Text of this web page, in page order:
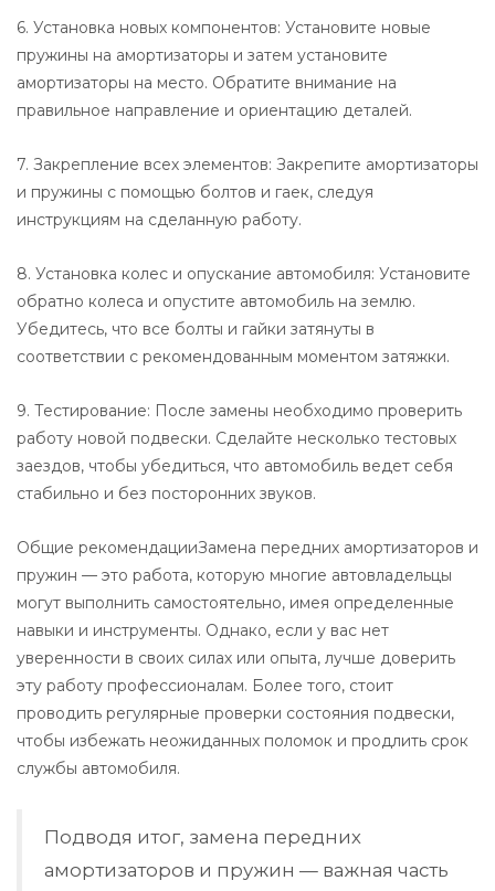
6. Установка новых компонентов: Установите новые
пружины на амортизаторы и затем установите
амортизаторы на место. Обратите внимание на
правильное направление и ориентацию деталей.
7. Закрепление всех элементов: Закрепите амортизаторы
и пружины с помощью болтов и гаек, следуя
инструкциям на сделанную работу.
8. Установка колес и опускание автомобиля: Установите
обратно колеса и опустите автомобиль на землю.
Убедитесь, что все болты и гайки затянуты в
соответствии с рекомендованным моментом затяжки.
9. Тестирование: После замены необходимо проверить
работу новой подвески. Сделайте несколько тестовых
заездов, чтобы убедиться, что автомобиль ведет себя
стабильно и без посторонних звуков.
Общие рекомендацииЗамена передних амортизаторов и
пружин — это работа, которую многие автовладельцы
могут выполнить самостоятельно, имея определенные
навыки и инструменты. Однако, если у вас нет
уверенности в своих силах или опыта, лучше доверить
эту работу профессионалам. Более того, стоит
проводить регулярные проверки состояния подвески,
чтобы избежать неожиданных поломок и продлить срок
службы автомобиля.
Подводя итог, замена передних
амортизаторов и пружин — важная часть